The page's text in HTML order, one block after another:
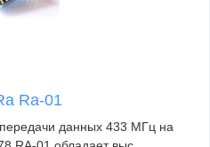
Ra-01
данных 433 МГц на